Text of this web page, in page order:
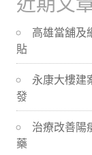
頁
導
航
高雄當舖及
貼
永康大樓建
發
治療改善陽
藥